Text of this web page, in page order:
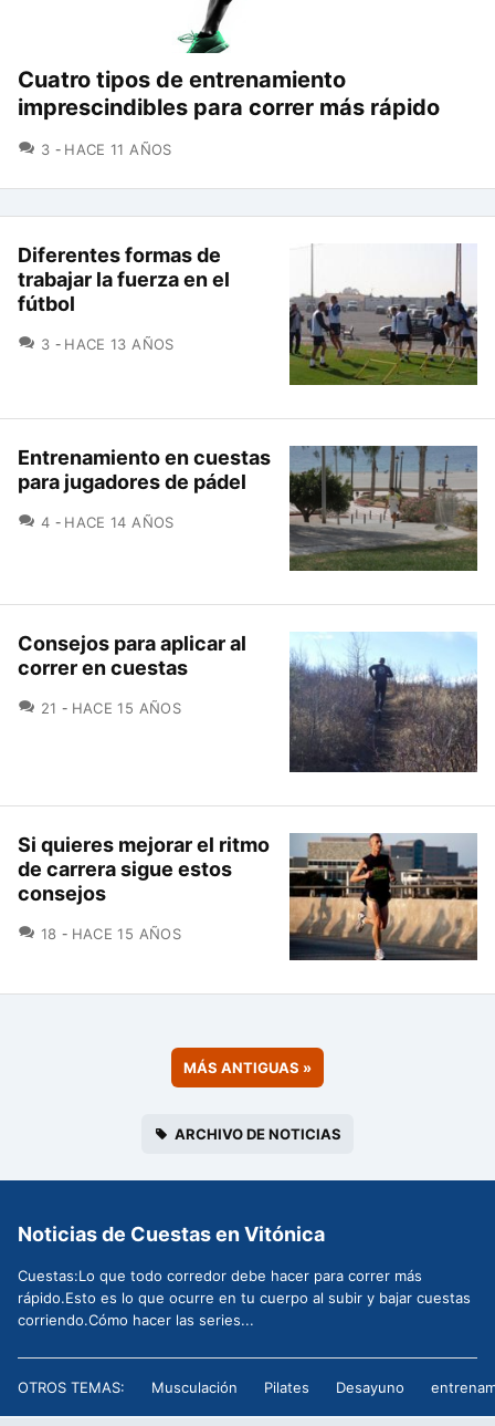
Cuatro tipos de entrenamiento
imprescindibles para correr más rápido
3 COMENTARIOS
HACE 11 AÑOS
Diferentes formas de
trabajar la fuerza en el
fútbol
3 COMENTARIOS
HACE 13 AÑOS
Entrenamiento en cuestas
para jugadores de pádel
4 COMENTARIOS
HACE 14 AÑOS
Consejos para aplicar al
correr en cuestas
21 COMENTARIOS
HACE 15 AÑOS
Si quieres mejorar el ritmo
de carrera sigue estos
consejos
18 COMENTARIOS
HACE 15 AÑOS
MÁS ANTIGUAS »
ARCHIVO DE NOTICIAS
Noticias de Cuestas en Vitónica
Cuestas:Lo que todo corredor debe hacer para correr más
rápido.Esto es lo que ocurre en tu cuerpo al subir y bajar cuestas
corriendo.Cómo hacer las series...
OTROS TEMAS: Musculación Pilates Desayuno